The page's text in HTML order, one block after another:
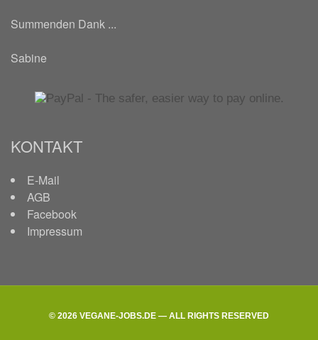
Summenden Dank ...
Sabine
KONTAKT
E-Mail
AGB
Facebook
Impressum
© 2026 VEGANE-JOBS.DE — ALL RIGHTS RESERVED